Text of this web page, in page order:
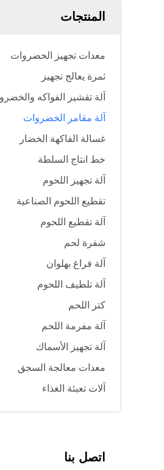
المنتجات
معدات تجهيز الخضروات
ثمرة يعالج تجهيز
آلة تقشير الفواكه
آلة مقامر الخضروات
غسالة الفاكهة الخضار
خط انتاج السلطة
آلة تجهيز اللحوم
تقطيع اللحوم الصناعية
آلة تقطيع اللحوم
شفرة لحم
آلة فراغ بهلوان
آلة تلطيف اللحوم
كتر اللحم
آلة مفرمة اللحم
آلة تجهيز الأسماك
معدات معالجة السجق
آلات تعبئة الغذاء
اتصل بنا